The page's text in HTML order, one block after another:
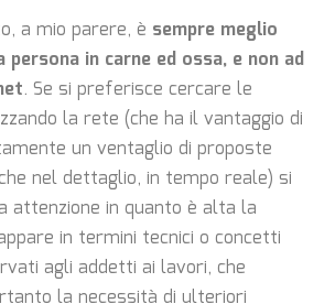
a mio parere, è sempre meglio
persona in carne ed ossa, e non ad
. Se si preferisce cercare le
la rete (che ha il vantaggio di
un ventaglio di proposte
nel dettaglio, in tempo reale) si
attenzione in quanto è alta la
in termini tecnici o concetti
agli addetti ai lavori, che
la necessità di ulteriori